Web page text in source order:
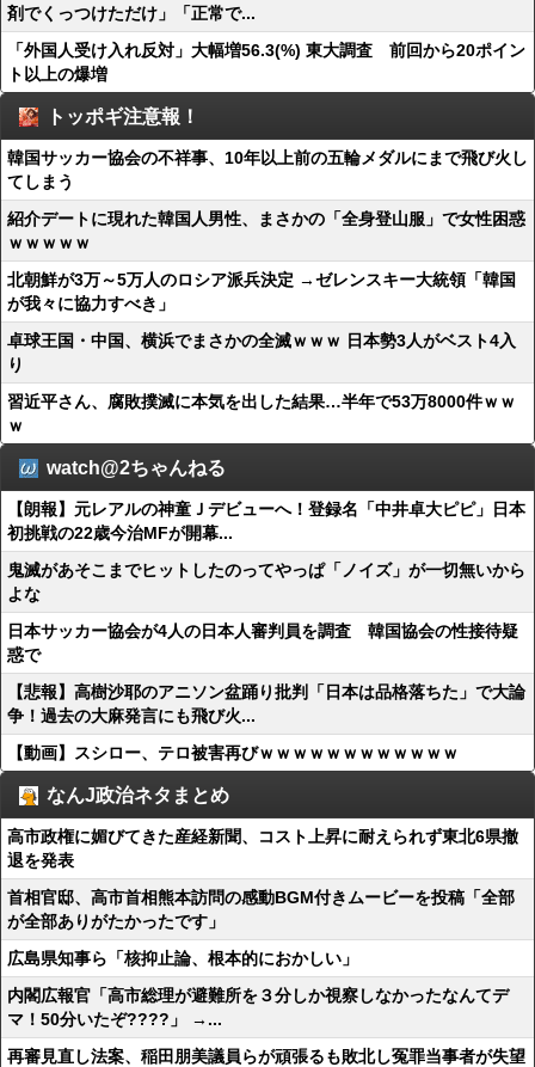
剤でくっつけただけ」「正常で...
「外国人受け入れ反対」大幅増56.3(%) 東大調査 前回から20ポイン
ト以上の爆増
トッポギ注意報！
韓国サッカー協会の不祥事、10年以上前の五輪メダルにまで飛び火し
てしまう
紹介デートに現れた韓国人男性、まさかの「全身登山服」で女性困惑
ｗｗｗｗｗ
北朝鮮が3万～5万人のロシア派兵決定 →ゼレンスキー大統領「韓国
が我々に協力すべき」
卓球王国・中国、横浜でまさかの全滅ｗｗｗ 日本勢3人がベスト4入
り
習近平さん、腐敗撲滅に本気を出した結果…半年で53万8000件ｗｗ
ｗ
watch@2ちゃんねる
【朗報】元レアルの神童Ｊデビューへ！登録名「中井卓大ピピ」日本
初挑戦の22歳今治MFが開幕...
鬼滅があそこまでヒットしたのってやっぱ「ノイズ」が一切無いから
よな
日本サッカー協会が4人の日本人審判員を調査 韓国協会の性接待疑
惑で
【悲報】高樹沙耶のアニソン盆踊り批判「日本は品格落ちた」で大論
争！過去の大麻発言にも飛び火...
【動画】スシロー、テロ被害再びｗｗｗｗｗｗｗｗｗｗｗｗ
なんJ政治ネタまとめ
高市政権に媚びてきた産経新聞、コスト上昇に耐えられず東北6県撤
退を発表
首相官邸、高市首相熊本訪問の感動BGM付きムービーを投稿「全部
が全部ありがたかったです」
広島県知事ら「核抑止論、根本的におかしい」
内閣広報官「高市総理が避難所を３分しか視察しなかったなんてデ
マ！50分いたぞ????」 →...
再審見直し法案、稲田朋美議員らが頑張るも敗北し冤罪当事者が失望